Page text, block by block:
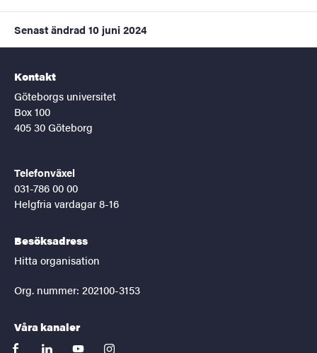
Senast ändrad 10 juni 2024
Kontakt
Göteborgs universitet
Box 100
405 30 Göteborg
Telefonväxel
031-786 00 00
Helgfria vardagar 8-16
Besöksadress
Hitta organisation
Org. nummer: 202100-3153
Våra kanaler